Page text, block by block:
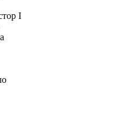
I